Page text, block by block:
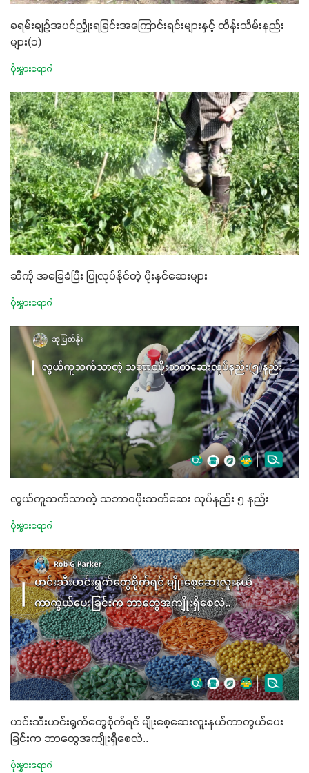
ခရမ်းချဥ်အပင်ညှိုးရခြင်းအကြောင်းရင်းများနှင့် ထိန်းသိမ်းနည်း
များ(၁)
ပိုးမွှားရောဂါ
ဆီကို အခြေခံပြီး ပြုလုပ်နိုင်တဲ့ ပိုးနှင်ဆေးများ
ပိုးမွှားရောဂါ
လွယ်ကူသက်သာတဲ့ သဘာဝပိုးသတ်ဆေး လုပ်နည်း ၅ နည်း
ပိုးမွှားရောဂါ
ဟင်းသီးဟင်းရွက်တွေစိုက်ရင် မျိုးစေ့ဆေးလူးနယ်ကာကွယ်ပေး
ခြင်းက ဘာတွေအကျိုးရှိစေလဲ..
ပိုးမွှားရောဂါ